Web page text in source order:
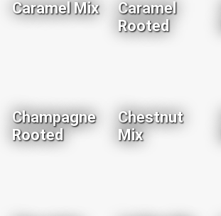
Caramel Mix
Caramel
Rooted
Champagne
Rooted
Chestnut
Mix